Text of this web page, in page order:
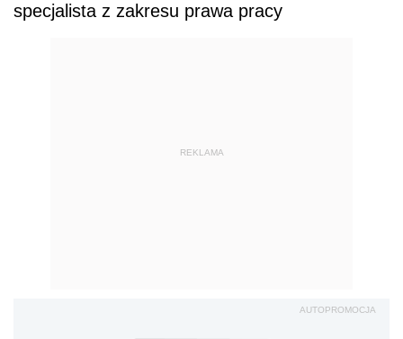
specjalista z zakresu prawa pracy
REKLAMA
AUTOPROMOCJA